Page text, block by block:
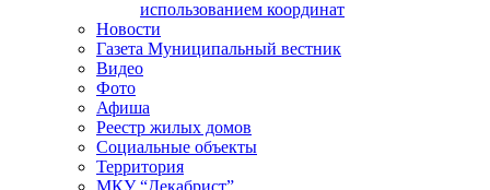
использованием координат
Новости
Газета Муниципальный вестник
Видео
Фото
Афиша
Реестр жилых домов
Социальные объекты
Территория
МКУ “Декабрист”